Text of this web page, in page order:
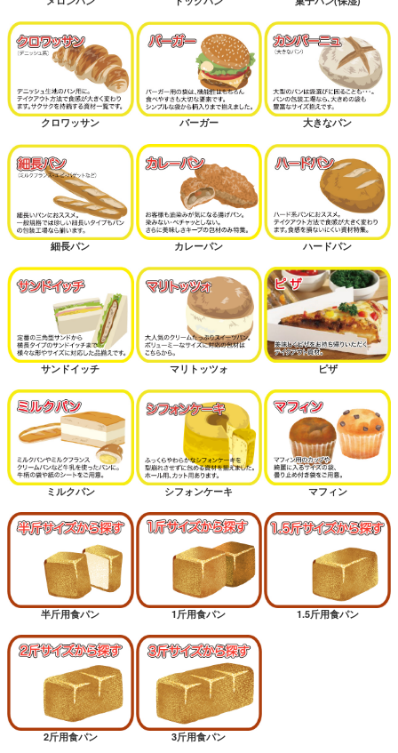
クロワッサン バーガー 大きなパン
細長パン カレーパン ハードパン
サンドイッチ マリトッツォ ピザ
ミルクパン シフォンケーキ マフィン
半斤用食パン 1斤用食パン 1.5斤用食パン
2斤用食パン 3斤用食パン